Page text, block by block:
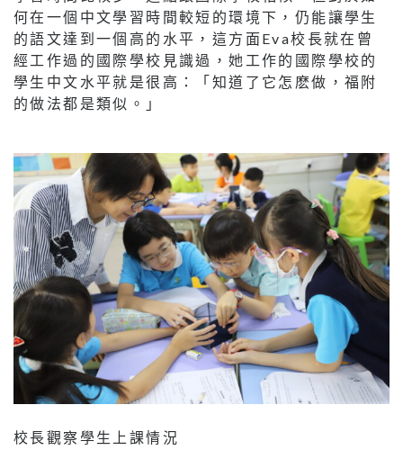
何在一個中文學習時間較短的環境下，仍能讓學生
的語文達到一個高的水平，這方面Eva校長就在曾
經工作過的國際學校見識過，她工作的國際學校的
學生中文水平就是很高：「知道了它怎麽做，福附
的做法都是類似。」
校長觀察學生上課情況